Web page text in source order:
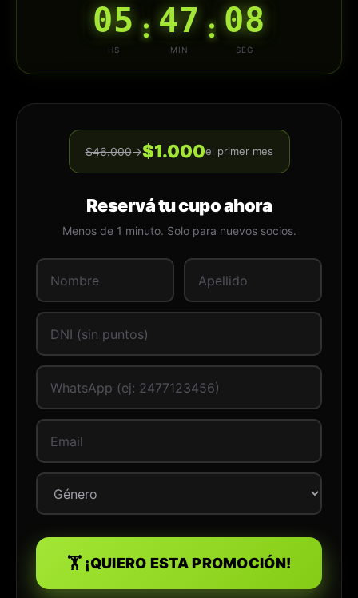
05
HS
: 47
MIN
: 08
SEG
$46.000→$1.000el primer mes
Reservá tu cupo ahora
Menos de 1 minuto. Solo para nuevos socios.
🏋️ ¡QUIERO ESTA PROMOCIÓN!